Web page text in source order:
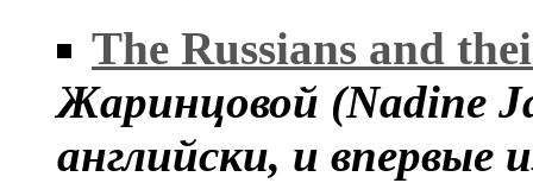
The Russians and
Жаринцовой (Nadine
английски, и впервые